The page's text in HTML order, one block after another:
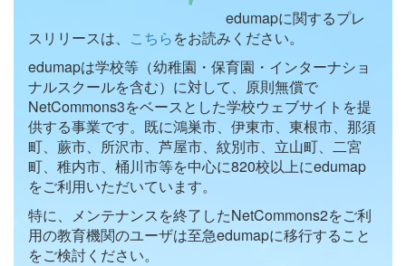
edumapに関するプレ
スリリースは、 こちらをお読みください。
edumapは学校等（幼稚園・保育園・インターナショ
ナルスクールを含む）に対して、原則無償で
NetCommons3をベースとした学校ウェブサイトを提
供する事業です。既に鴻巣市、伊東市、東根市、那須
町、蕨市、所沢市、芦屋市、紋別市、立山町、二宮
町、稚内市、桶川市等を中心に820校以上にedumap
をご利用いただいています。
特に、メンテナンスを終了したNetCommons2をご利
用の教育機関のユーザは至急edumapに移行すること
をご検討ください。